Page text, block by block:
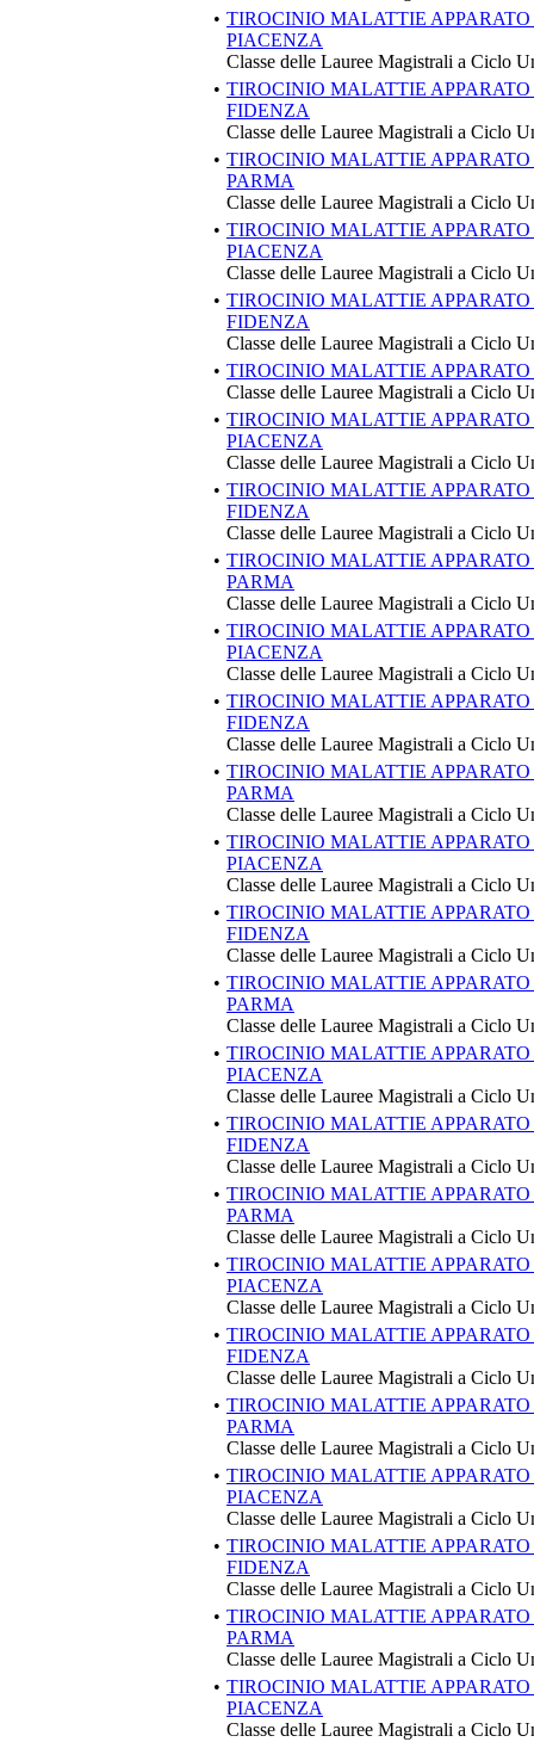
• TIROCINIO MALATTIE
PIACENZA
Classe delle Lauree Magistrali a Ciclo
• TIROCINIO MALATTIE
FIDENZA
Classe delle Lauree Magistrali a Ciclo
• TIROCINIO MALATTIE
PARMA
Classe delle Lauree Magistrali a Ciclo
• TIROCINIO MALATTIE
PIACENZA
Classe delle Lauree Magistrali a Ciclo
• TIROCINIO MALATTIE
FIDENZA
Classe delle Lauree Magistrali a Ciclo
• TIROCINIO MALATTIE
Classe delle Lauree Magistrali a Ciclo
• TIROCINIO MALATTIE
PIACENZA
Classe delle Lauree Magistrali a Ciclo
• TIROCINIO MALATTIE
FIDENZA
Classe delle Lauree Magistrali a Ciclo
• TIROCINIO MALATTIE
PARMA
Classe delle Lauree Magistrali a Ciclo
• TIROCINIO MALATTIE
PIACENZA
Classe delle Lauree Magistrali a Ciclo
• TIROCINIO MALATTIE
FIDENZA
Classe delle Lauree Magistrali a Ciclo
• TIROCINIO MALATTIE
PARMA
Classe delle Lauree Magistrali a Ciclo
• TIROCINIO MALATTIE
PIACENZA
Classe delle Lauree Magistrali a Ciclo
• TIROCINIO MALATTIE
FIDENZA
Classe delle Lauree Magistrali a Ciclo
• TIROCINIO MALATTIE
PARMA
Classe delle Lauree Magistrali a Ciclo
• TIROCINIO MALATTIE
PIACENZA
Classe delle Lauree Magistrali a Ciclo
• TIROCINIO MALATTIE
FIDENZA
Classe delle Lauree Magistrali a Ciclo
• TIROCINIO MALATTIE
PARMA
Classe delle Lauree Magistrali a Ciclo
• TIROCINIO MALATTIE
PIACENZA
Classe delle Lauree Magistrali a Ciclo
• TIROCINIO MALATTIE
FIDENZA
Classe delle Lauree Magistrali a Ciclo
• TIROCINIO MALATTIE
PARMA
Classe delle Lauree Magistrali a Ciclo
• TIROCINIO MALATTIE
PIACENZA
Classe delle Lauree Magistrali a Ciclo
• TIROCINIO MALATTIE
FIDENZA
Classe delle Lauree Magistrali a Ciclo
• TIROCINIO MALATTIE
PARMA
Classe delle Lauree Magistrali a Ciclo
• TIROCINIO MALATTIE
PIACENZA
Classe delle Lauree Magistrali a Ciclo